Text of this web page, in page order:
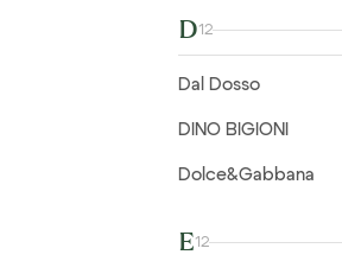
D12
Dal Dosso
DINO BIGIONI
Dolce&Gabbana
E12